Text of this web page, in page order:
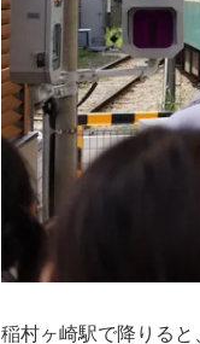
稲村ヶ崎駅で降りる